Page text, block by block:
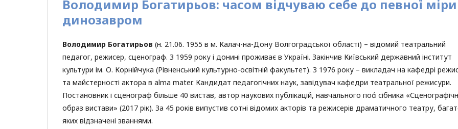
Володимир Богатирьов: часом відчуваю себе до певної міри
динозавром
Володимир Богатирьов (н. 21.06. 1955 в м. Калач-на-Дону Волгоградської області) – відомий театральний
педагог, режисер, сценограф. З 1959 року і донині проживає в Україні. Закінчив Київський державний інститут
культури ім. О. Корнійчука (Рівненський культурно-освітній факультет). З 1976 року – викладач на кафедрі
та майстерності актора в alma mater. Кандидат педагогічних наук, завідувач кафедри театральної режисури.
Постановник і сценограф більше 40 вистав, автор наукових публікацій, навчального по сібника
образ вистави» (2017 рік). За 45 років випустив сотні відомих акторів та режисерів драматичного театру,
яких відзначені званнями.